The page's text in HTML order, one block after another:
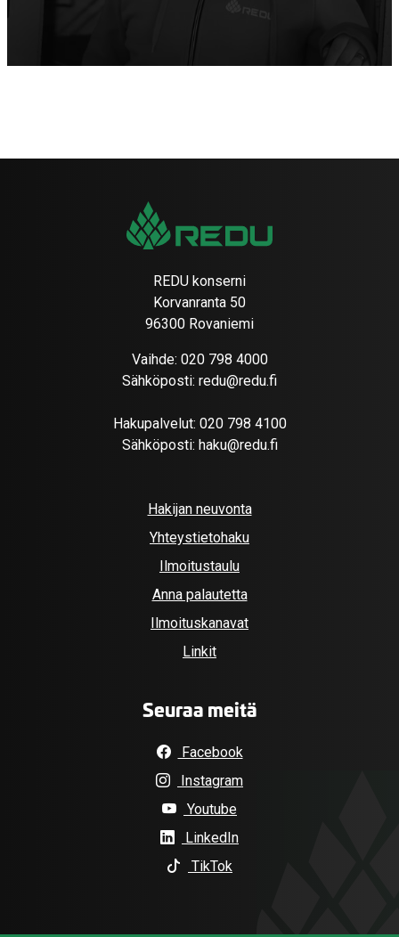
REDU konserni
Korvanranta 50
96300 Rovaniemi
Vaihde: 020 798 4000
Sähköposti: redu@redu.fi
Hakupalvelut: 020 798 4100
Sähköposti: haku@redu.fi
Hakijan neuvonta
Yhteystietohaku
Ilmoitustaulu
Anna palautetta
Ilmoituskanavat
Linkit
Seuraa meitä
Facebook
Instagram
Youtube
LinkedIn
TikTok